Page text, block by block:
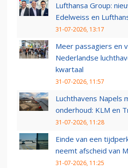
Lufthansa Group:
Edelweiss en
31-07-2026, 13:17
Meer passagiers en
Nederlandse
kwartaal
31-07-2026, 11:57
Luchthavens Napels
onderhoud: KLM en
31-07-2026, 11:28
Einde van een
neemt afscheid van
31-07-2026, 11:25